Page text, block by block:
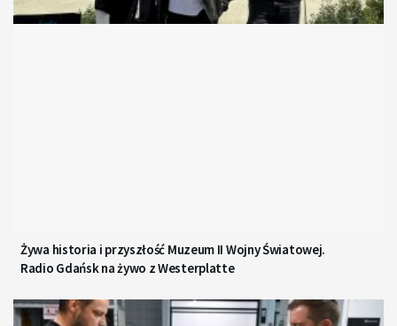
Żywa historia i przyszłość Muzeum II Wojny Światowej.
Radio Gdańsk na żywo z Westerplatte